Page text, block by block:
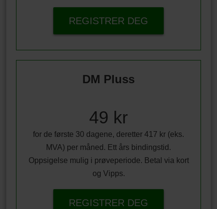
REGISTRER DEG
DM Pluss
49 kr
for de første 30 dagene, deretter 417 kr (eks.
MVA) per måned. Ett års bindingstid.
Oppsigelse mulig i prøveperiode. Betal via kort
og Vipps.
REGISTRER DEG